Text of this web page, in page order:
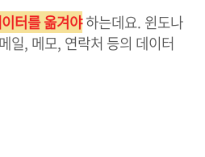
터를 옮겨야하는데요. 윈도나
일, 메모, 연락처 등의 데이터